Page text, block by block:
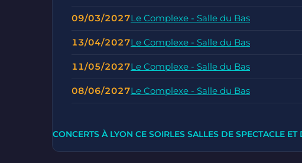
09/03/2027Le Complexe - Salle du Bas
13/04/2027Le Complexe - Salle du Bas
11/05/2027Le Complexe - Salle du Bas
08/06/2027Le Complexe - Salle du Bas
CONCERTS À LYON CE SOIRLES SALLES DE SPECTACLE